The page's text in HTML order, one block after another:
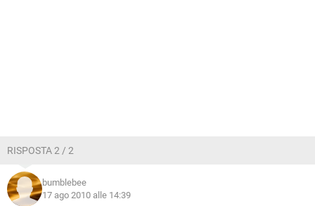
RISPOSTA 2 / 2
bumblebee
17 ago 2010 alle 14:39